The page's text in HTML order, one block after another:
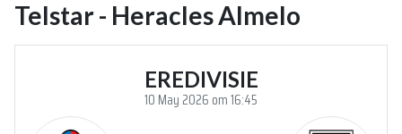
Telstar - Heracles Almelo
EREDIVISIE
10 May 2026 om 16:45